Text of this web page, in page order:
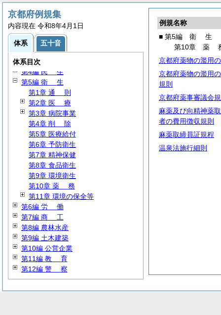
例規名称
■ 第5編 衛 生
第10章 薬
京都府薬物の濫用
京都府薬物の濫用
規則
京都府薬事審議会
麻薬及び向精神薬
者の費用徴収規則
麻薬取締員証規程
温泉法施行細則
京都府例規集
内容現在 令和8年4月1日
体系 五十音
体系目次
第1編総規
第2編人事
第3編
第4編 民 生
第5編 衛 生
第1章 通 則
第2章 医 療
第3章 病院事業
第4章 削 除
第5章 医療給付
第6章 予防衛生
第7章 精神保健
第8章 食品衛生
第9章 環境衛生
第10章 薬 務
第11章 環境の保全等
第6編 労 働
第7編 商 工
第8編 農林水産
第9編 土木建築
第10編 公営企業
第11編 教 育
第12編 警 察